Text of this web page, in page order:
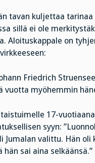
tavan kuljettaa tarinaa
sillä ei ole
Aloituskappale on
Friedrich
vuotta myöhemmin
17-
syyn:
valittu. Hän oli
sai aina selkäänsä.”